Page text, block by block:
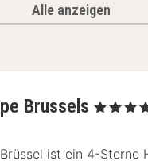
Alle anzeigen
Brussels , 4 Sterne
ist ein 4-Sterne